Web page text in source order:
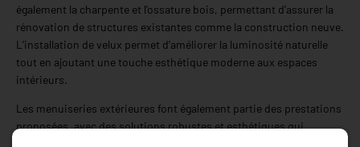
également la charpente et l’ossature bois, permettant d’assurer la
rénovation de structures existantes comme la construction neuve.
L’installation de velux permet d’améliorer la luminosité naturelle
tout en ajoutant une touche esthétique moderne aux espaces
intérieurs.
Les menuiseries extérieures font également partie des prestations
proposées, avec des solutions robustes et esthétiques qui